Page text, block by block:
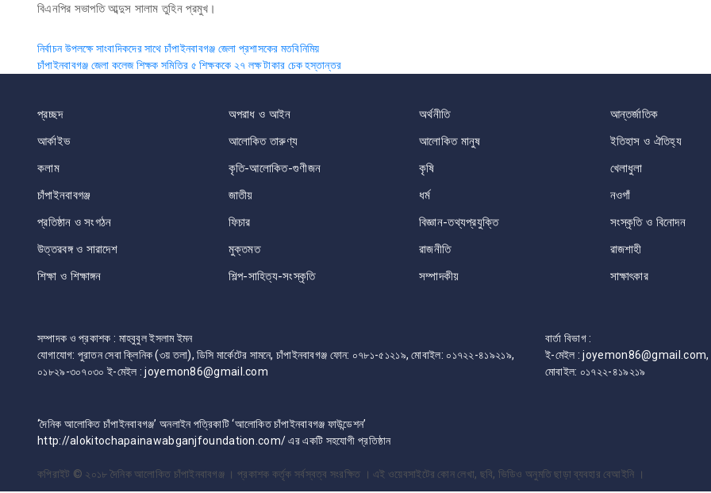
বিএনপির সভাপতি আব্দুস সালাম তুহিন প্রমুখ।
Post
navigation
নির্বাচন উপলক্ষে সাংবাদিকদের সাথে চাঁপাইনবাবগঞ্জ জেলা প্রশাসকের মতবিনিমিয়
চাঁপাইনবাবগঞ্জ জেলা কলেজ শিক্ষক সমিতির ৫ শিক্ষককে ২৭ লক্ষ টাকার চেক হস্তান্তর
প্রচ্ছদ অপরাধ ও আইন অর্থনীতি আন্তর্জাতিক
আর্কাইভ
আলোকিত তারুণ্য আলোকিত মানুষ ইতিহাস ও ঐতিহ্য
কলাম
কৃতি-আলোকিত-গুণীজন কৃষি খেলাধুলা
চাঁপাইনবাবগঞ্জ
জাতীয় ধর্ম নওগাঁ
প্রতিষ্ঠান ও সংগঠন
ফিচার বিজ্ঞান-তথ্যপ্রযুক্তি সংস্কৃতি ও বিনোদন
উত্তরবঙ্গ ও সারাদেশ
মুক্তমত রাজনীতি রাজশাহী
শিক্ষা ও শিক্ষাঙ্গন
শিল্প-সাহিত্য-সংস্কৃতি সম্পাদকীয় সাক্ষাৎকার
সম্পাদক ও প্রকাশক : মাহবুবুল ইসলাম ইমন
যোগাযোগ: পুরাতন সেবা ক্লিনিক (৩য় তলা), ডিসি মার্কেটের সামনে, চাঁপাইনবাবগঞ্জ ফোন: ০৭৮১-৫১২১৯, মোবাইল: ০১৭২২-৪১৯২১৯,
০১৮২৯-৩০৭০৩০ ই-মেইল : joyemon86@gmail.com
‘দৈনিক আলোকিত চাঁপাইনবাবগঞ্জ’ অনলাইন পত্রিকাটি ‘আলোকিত চাঁপাইনবাবগঞ্জ ফাউন্ডেশন’
http://alokitochapainawabganjfoundation.com/ এর একটি সহযোগী প্রতিষ্ঠান
বার্তা বিভাগ :
ই-মেইল :
মোবাইল: ০১৭২২-৪১৯২১৯
কপিরাইট © ২০১৮দৈনিক আলোকিত চাঁপাইনবাবগঞ্জ । প্রকাশক কর্তৃক সর্বস্বত্ব সংরক্ষিত । এই ওয়েবসাইটের কোন লেখা, ছবি, ভিডিও অনুমতি ছাড়া ব্যবহার বেআইনি ।